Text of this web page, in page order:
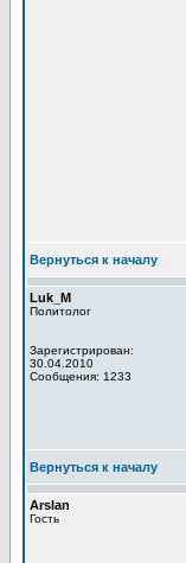
Вернуться к началу
Luk_M
Политолог
Зарегистрирован:
30.04.2010
Сообщения: 1233
Вернуться к началу
Arslan
Гость